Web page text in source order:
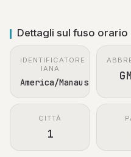
Dettagli sul fuso orario
IDENTIFICATORE
IANA
America/Manaus
CITTÀ
1